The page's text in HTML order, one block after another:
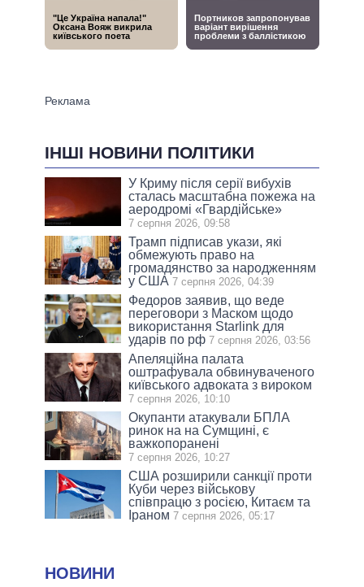
ІНШІ НОВИНИ ПОЛІТИКИ
У Криму після серії вибухів
сталась масштабна пожежа на
аеродромі «Гвардійське»
7 серпня 2026, 09:58
Трамп підписав укази, які
обмежують право на
громадянство за народженням
у США 7 серпня 2026, 04:39
Федоров заявив, що веде
переговори з Маском щодо
використання Starlink для
ударів по рф 7 серпня 2026, 03:56
Апеляційна палата
оштрафувала обвинуваченого
київського адвоката з вироком
7 серпня 2026, 10:10
Окупанти атакували БПЛА
ринок на на Сумщині, є
важкопоранені
7 серпня 2026, 10:27
США розширили санкції проти
Куби через військову
співпрацю з росією, Китаєм та
Іраном 7 серпня 2026, 05:17
НОВИНИ